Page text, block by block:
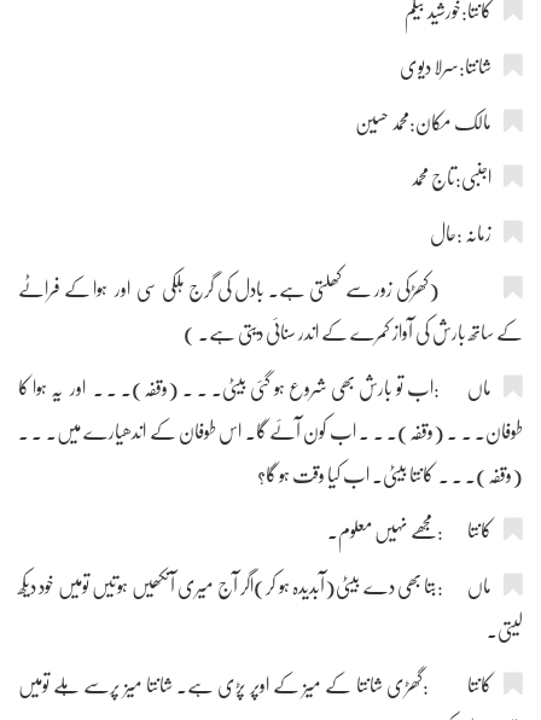
کانتا:خورشید بیگم
شانتا:سرلا دیوی
مالک مکان:محمد حسین
اجنبی:تاج محمد
زمانہ :حال
(کھڑکی زور سے کھلتی ہے۔ بادل کی گرج ہلکی سی اور ہوا کے فراٹے
کے ساتھ بارش کی آواز کمرے کے اندر سنائی دیتی ہے۔ )
ماں :اب تو بارش بھی شروع ہو گئی بیٹی۔ ۔ ۔ (وقفہ)۔ ۔ ۔ اور یہ ہوا کا
طوفان۔ ۔ ۔ (وقفہ)۔ ۔ ۔ اب کون آئے گا۔ اس طوفان کے اندھیارے میں۔ ۔ ۔
(وقفہ)۔ ۔ ۔ کانتا بیٹی۔ اب کیا وقت ہو گا؟
کانتا :مجھے نہیں معلوم۔
ماں :بتا بھی دے بیٹی(آبدیدہ ہو کر)اگر آج میری آنکھیں ہوتیں تومیں خود دیکھ
لیتی۔
کانتا :گھڑی شانتا کے میز کے اوپر پڑی ہے۔ شانتا میز پرسے ہلے تومیں